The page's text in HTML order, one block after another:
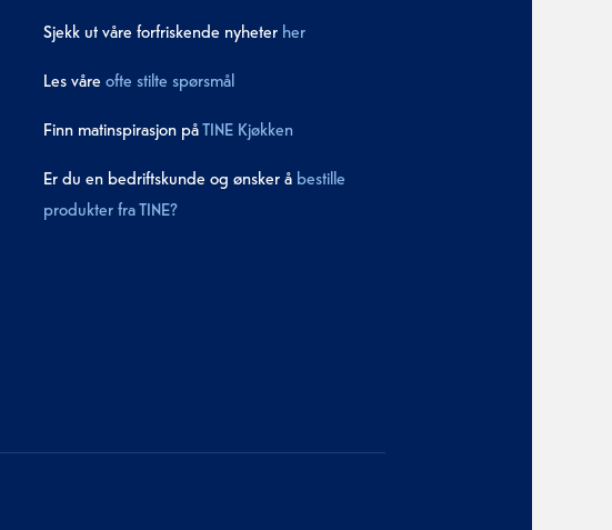
Sjekk ut våre forfriskende nyheter her
Les våre ofte stilte spørsmål
Finn matinspirasjon påTINE Kjøkken
Er du en bedriftskunde og ønsker å bestille
produkter fra TINE?